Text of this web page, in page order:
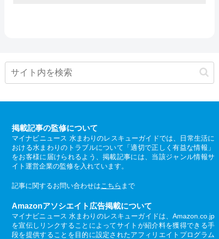
掲載記事の監修について
マイナビニュース 水まわりのレスキューガイドでは、日常生活に
おける水まわりのトラブルについて「適切で正しく有益な情報」
をお客様に届けられるよう、掲載記事には、当該ジャンル情報サ
イト運営企業の監修を入れています。
記事に関するお問い合わせはこちら まで
Amazonアソシエイト広告掲載について
マイナビニュース 水まわりのレスキューガイドは、Amazon.co.jp
を宣伝しリンクすることによってサイトが紹介料を獲得できる手
段を提供することを目的に設定されたアフィリエイトプログラム